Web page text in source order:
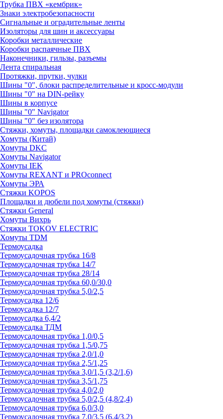
Трубка ПВХ «кембрик»
Знаки электробезопасности
Сигнальные и оградительные ленты
Изоляторы для шин и аксессуары
Коробки металлические
Коробки распаячные ПВХ
Наконечники, гильзы, разъемы
Лента спиральная
Протяжки, прутки, чулки
Шины "0", блоки распределительные и кросс-модули
Шины "0" на DIN-рейку
Шины в корпусе
Шины "0" Navigator
Шины "0" без изолятора
Стяжки, хомуты, площадки самоклеющиеся
Хомуты (Китай)
Хомуты DKC
Хомуты Navigator
Хомуты IEK
Хомуты REXANT и PROconnect
Хомуты ЭРА
Стяжки KOPOS
Площадки и дюбели под хомуты (стяжки)
Стяжки General
Хомуты Вихрь
Стяжки TOKOV ELECTRIC
Хомуты TDM
Термоусадка
Термоусадочная трубка 16/8
Термоусадочная трубка 14/7
Термоусадочная трубка 28/14
Термоусадочная трубка 60,0/30,0
Термоусадочная трубка 5,0/2,5
Термоусадка 12/6
Термоусадка 12/7
Термоусадка 6,4/2
Термоусадка ТДМ
Термоусадочная трубка 1,0/0,5
Термоусадочная трубка 1,5/0,75
Термоусадочная трубка 2,0/1,0
Термоусадочная трубка 2,5/1,25
Термоусадочная трубка 3,0/1,5 (3,2/1,6)
Термоусадочная трубка 3,5/1,75
Термоусадочная трубка 4,0/2,0
Термоусадочная трубка 5,0/2,5 (4,8/2,4)
Термоусадочная трубка 6,0/3,0
Термоусадочная трубка 7,0/3,5 (6,4/3,2)